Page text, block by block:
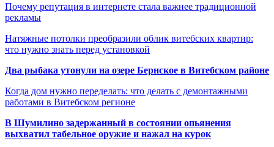
Почему репутация в интернете стала важнее традиционной
рекламы
Натяжные потолки преобразили облик витебских квартир:
что нужно знать перед установкой
Два рыбака утонули на озере Бернское в Витебском районе
Когда дом нужно переделать: что делать с демонтажными
работами в Витебском регионе
В Шумилино задержанный в состоянии опьянения
выхватил табельное оружие и нажал на курок